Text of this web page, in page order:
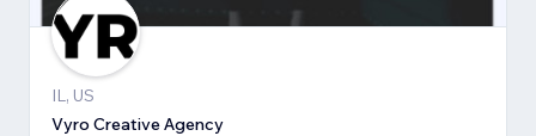
IL, US
Vyro Creative Agency